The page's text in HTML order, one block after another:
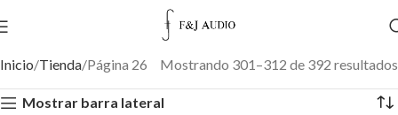
Inicio Tienda Página 26 Mostrando 301–312 de 392 resultados
Mostrar barra lateral